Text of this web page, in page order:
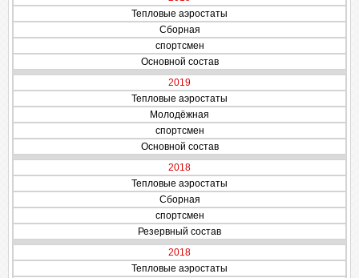
Тепловые аэростаты
Сборная
спортсмен
Основной состав
2019
Тепловые аэростаты
Молодёжная
спортсмен
Основной состав
2018
Тепловые аэростаты
Сборная
спортсмен
Резервный состав
2018
Тепловые аэростаты